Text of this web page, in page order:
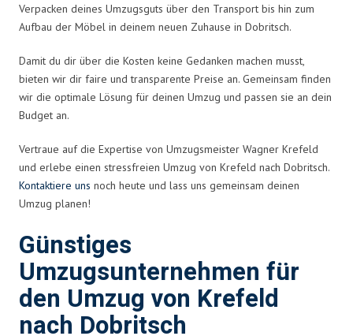
Verpacken deines Umzugsguts über den Transport bis hin zum
Aufbau der Möbel in deinem neuen Zuhause in Dobritsch.
Damit du dir über die Kosten keine Gedanken machen musst,
bieten wir dir faire und transparente Preise an. Gemeinsam finden
wir die optimale Lösung für deinen Umzug und passen sie an dein
Budget an.
Vertraue auf die Expertise von Umzugsmeister Wagner Krefeld
und erlebe einen stressfreien Umzug von Krefeld nach Dobritsch.
Kontaktiere uns noch heute und lass uns gemeinsam deinen
Umzug planen!
Günstiges
Umzugsunternehmen für
den Umzug von Krefeld
nach Dobritsch